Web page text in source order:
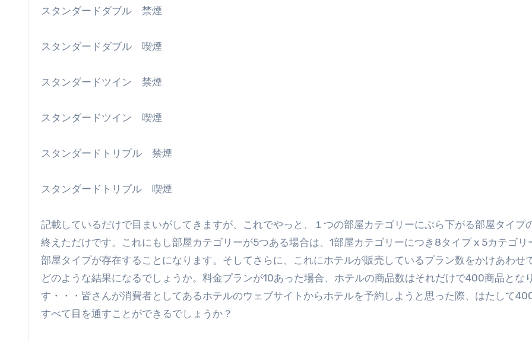
スタンダードダブル 禁煙
スタンダードダブル 喫煙
スタンダードツイン 禁煙
スタンダードツイン 喫煙
スタンダードトリプル 禁煙
スタンダードトリプル 喫煙
記載しているだけで目まいがしてきますが、これでやっと、１つの部屋カテゴリーにぶら下がる部屋タイプ
終えただけです。これにもし部屋カテゴリーが5つある場合は、1部屋カテゴリーにつき8タイプ x 5カテゴリ
部屋タイプが存在することになります。そしてさらに、これにホテルが販売しているプラン数をかけあわせ
どのような結果になるでしょうか。料金プランが10あった場合、ホテルの商品数はそれだけで400商品とな
す・・・皆さんが消費者としてあるホテルのウェブサイトからホテルを予約しようと思った際、はたして
すべて目を通すことができるでしょうか？